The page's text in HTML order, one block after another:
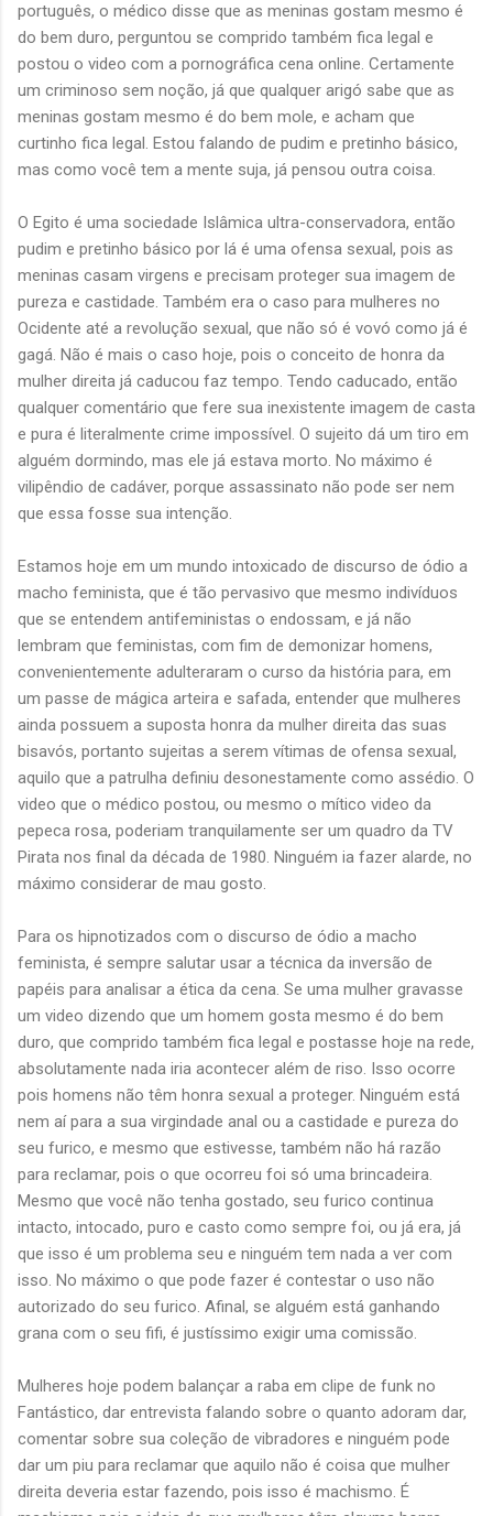
português, o médico disse que as meninas gostam mesmo é
do bem duro, perguntou se comprido também fica legal e
postou o video com a pornográfica cena online. Certamente
um criminoso sem noção, já que qualquer arigó sabe que as
meninas gostam mesmo é do bem mole, e acham que
curtinho fica legal. Estou falando de pudim e pretinho básico,
mas como você tem a mente suja, já pensou outra coisa.
O Egito é uma sociedade Islâmica ultra-conservadora, então
pudim e pretinho básico por lá é uma ofensa sexual, pois as
meninas casam virgens e precisam proteger sua imagem de
pureza e castidade. Também era o caso para mulheres no
Ocidente até a revolução sexual, que não só é vovó como já é
gagá. Não é mais o caso hoje, pois o conceito de honra da
mulher direita já caducou faz tempo. Tendo caducado, então
qualquer comentário que fere sua inexistente imagem de casta
e pura é literalmente crime impossível. O sujeito dá um tiro em
alguém dormindo, mas ele já estava morto. No máximo é
vilipêndio de cadáver, porque assassinato não pode ser nem
que essa fosse sua intenção.
Estamos hoje em um mundo intoxicado de discurso de ódio a
macho feminista, que é tão pervasivo que mesmo indivíduos
que se entendem antifeministas o endossam, e já não
lembram que feministas, com fim de demonizar homens,
convenientemente adulteraram o curso da história para, em
um passe de mágica arteira e safada, entender que mulheres
ainda possuem a suposta honra da mulher direita das suas
bisavós, portanto sujeitas a serem vítimas de ofensa sexual,
aquilo que a patrulha definiu desonestamente como assédio. O
video que o médico postou, ou mesmo o mítico video da
pepeca rosa, poderiam tranquilamente ser um quadro da TV
Pirata nos final da década de 1980. Ninguém ia fazer alarde, no
máximo considerar de mau gosto.
Para os hipnotizados com o discurso de ódio a macho
feminista, é sempre salutar usar a técnica da inversão de
papéis para analisar a ética da cena. Se uma mulher gravasse
um video dizendo que um homem gosta mesmo é do bem
duro, que comprido também fica legal e postasse hoje na rede,
absolutamente nada iria acontecer além de riso. Isso ocorre
pois homens não têm honra sexual a proteger. Ninguém está
nem aí para a sua virgindade anal ou a castidade e pureza do
seu furico, e mesmo que estivesse, também não há razão
para reclamar, pois o que ocorreu foi só uma brincadeira.
Mesmo que você não tenha gostado, seu furico continua
intacto, intocado, puro e casto como sempre foi, ou já era, já
que isso é um problema seu e ninguém tem nada a ver com
isso. No máximo o que pode fazer é contestar o uso não
autorizado do seu furico. Afinal, se alguém está ganhando
grana com o seu fifi, é justíssimo exigir uma comissão.
Mulheres hoje podem balançar a raba em clipe de funk no
Fantástico, dar entrevista falando sobre o quanto adoram dar,
comentar sobre sua coleção de vibradores e ninguém pode
dar um piu para reclamar que aquilo não é coisa que mulher
direita deveria estar fazendo, pois isso é machismo. É